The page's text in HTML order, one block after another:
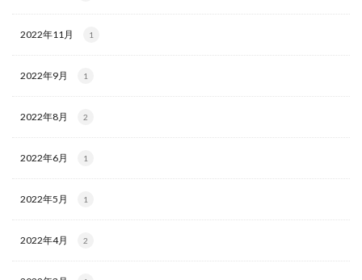
2022年11月 1
2022年9月 1
2022年8月 2
2022年6月 1
2022年5月 1
2022年4月 2